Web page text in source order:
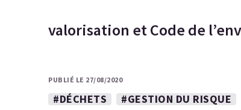
valorisation et Code de
PUBLIÉ LE 27/08/2020
#DÉCHETS #GESTION DU RISQUE